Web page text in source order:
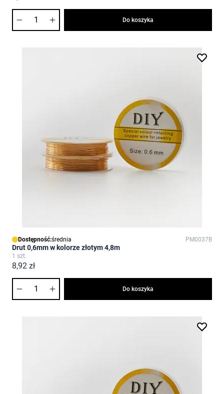
Do koszyka
Dostępność:średnia PM0037B
Drut 0,6mm w kolorze złotym 4,8m
1 szt.
8,92 zł
Do koszyka